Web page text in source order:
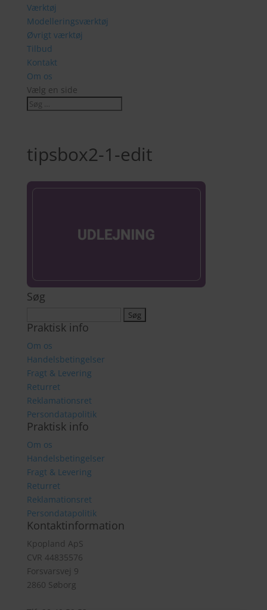
Værktøj
Modelleringsværktøj
Øvrigt værktøj
Tilbud
Kontakt
Om os
Vælg en side
tipsbox2-1-edit
Søg
efter:
Praktisk info
Om os
Handelsbetingelser
Fragt & Levering
Returret
Reklamationsret
Persondatapolitik
Praktisk info
Om os
Handelsbetingelser
Fragt & Levering
Returret
Reklamationsret
Persondatapolitik
Kontaktinformation
Kpopland ApS
CVR 44835576
Forsvarsvej 9
2860 Søborg